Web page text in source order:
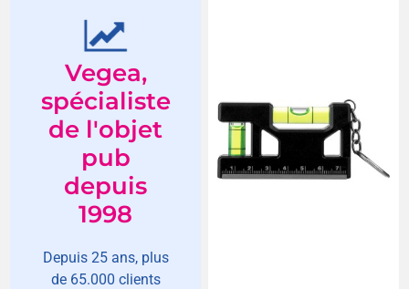
Vegea,
spécialiste
de l'objet
pub
depuis
1998
Depuis 25 ans, plus
de 65.000 clients